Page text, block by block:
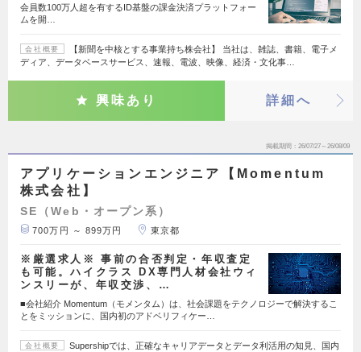
会員数100万人超を有するID基盤の課金決済プラットフォー
ムを開…
会社概要
【新聞を中核とする事業持ち株会社】 当社は、雑誌、書籍、電子メ
ディア、データベースサービス、速報、電波、映像、経済・文化事…
興味あり 詳細へ
掲載期間 26/07/27～26/08/09
アプリケーションエンジニア【Momentum
株式会社】
SE（Web・オープン系）
700万円 ～ 899万円 東京都
※厳選求人※ 事前の合否判定・年収査定
も可能。ハイクラス DX専門人材会社ウィ
ンスリーが、年収交渉、…
■会社紹介 Momentum（モメンタム）は、社会課題をテクノロジーで解決するこ
とをミッションに、国内初のアドベリフィケー…
会社概要
Supershipでは、正確なキャリアデータとデータ利活用の知見、国内